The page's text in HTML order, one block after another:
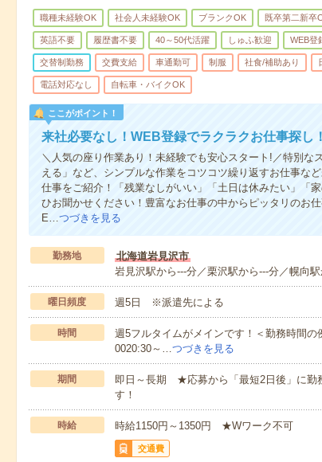
職種未経験OK 社会人未経験OK ブランクOK 既卒第二新卒
英語不要 履歴書不要 40～50代活躍 しゅふ歓迎 WEB登
交替制勤務 交費支給 車通勤可 制服 社食/補助あり
電話対応なし 自転車・バイクOK
ここがポイント！
来社必要なし！WEB登録でラクラクお仕事探し！
＼人気の座り作業あり！未経験でも安心スタート!／特別な
える」など、シンプルな作業をコツコツ繰り返すお仕事な
仕事をご紹介！「残業なしがいい」「土日は休みたい」「
ひお聞かせください！豊富なお仕事の中からピッタリのお
E…つづきを見る
勤務地
北海道岩見沢市
岩見沢駅から---分／栗沢駅から---分／幌向
曜日頻度 週5日 ※派遣先による
時間
週5フルタイムがメインです！＜勤務時間
0020:30～…つづきを見る
期間
即日～長期 ★応募から「最短2日後」に勤
す！
時給 時給1150円～1350円 ★Wワーク不可
交通費